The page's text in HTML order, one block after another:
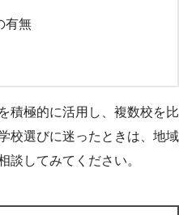
有無
積極的に活用し、複数校を比
校選びに迷ったときは、地域
談してみてください。